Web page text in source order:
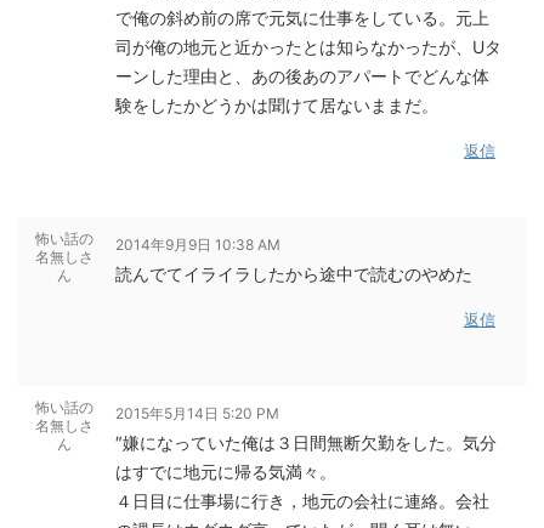
で俺の斜め前の席で元気に仕事をしている。元上
司が俺の地元と近かったとは知らなかったが、Uタ
ーンした理由と、あの後あのアパートでどんな体
験をしたかどうかは聞けて居ないままだ。
返信
怖い話の
名無しさ
ん
2014年9月9日 10:38 AM
読んでてイライラしたから途中で読むのやめた
返信
怖い話の
名無しさ
ん
2015年5月14日 5:20 PM
″嫌になっていた俺は３日間無断欠勤をした。気分
はすでに地元に帰る気満々。
４日目に仕事場に行き，地元の会社に連絡。会社